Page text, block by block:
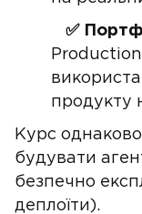
✅
продукту
Курс
будувати
безпечно
деплоїти).